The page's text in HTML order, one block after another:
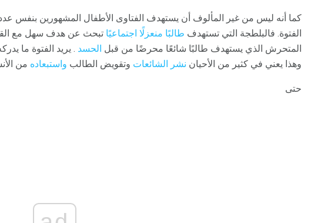
كما أنه ليس من غير المألوف أن يستهدف الفتاوى الأطفال المشهورين بنفس عدد
الفتوة. فالبلطجة التي تستهدف طالبًا منعزلًا اجتماعيًا تبحث عن هدف سهل مع
المتحرش الذي يستهدف طالبًا شائعًا محرضًا من قبل الحسد . يريد الفتوة ما
وهذا يعني في كثير من الأحيان نشر الشائعات وتقويض الطالب واستبعاده من
حتى